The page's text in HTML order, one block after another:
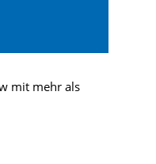
mit mehr als